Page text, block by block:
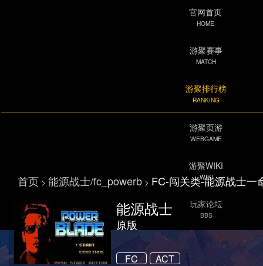
官网首页
HOME
游聚赛事
MATCH
游聚排行榜
RANKING
游聚页游
WEBGAME
游聚WIKI
WIKI
玩家论坛
BBS
首页 > 能源战士/fc_powerb > FC-闯关类-能源战士一
能源战士
原版
FC ACT